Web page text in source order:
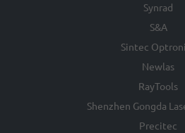
Synrad
S&A
Sintec
Newlas
RayTools
Shenzhen Gongda
Precitec